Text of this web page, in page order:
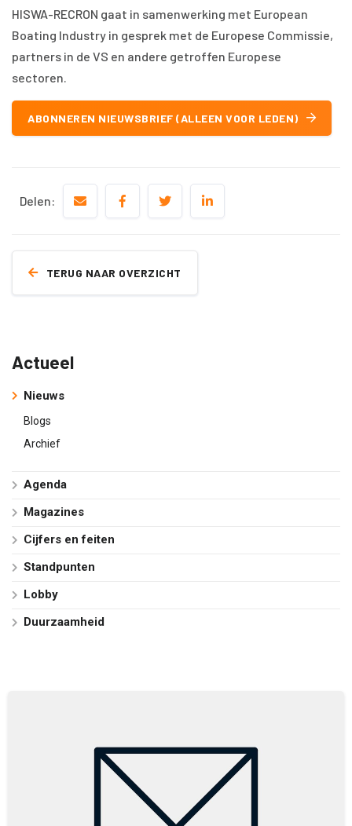
HISWA-RECRON gaat in samenwerking met European
Boating Industry in gesprek met de Europese Commissie,
partners in de VS en andere getroffen Europese
sectoren.
ABONNEREN NIEUWSBRIEF (ALLEEN VOOR LEDEN)
Delen:
TERUG NAAR OVERZICHT
Actueel
Nieuws
Blogs
Archief
Agenda
Magazines
Cijfers en feiten
Standpunten
Lobby
Duurzaamheid